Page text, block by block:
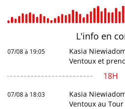
L'info en
07/08 à 19:05
Kasia
Ventoux et
18H
07/08 à 18:03
Kasia
Ventoux au